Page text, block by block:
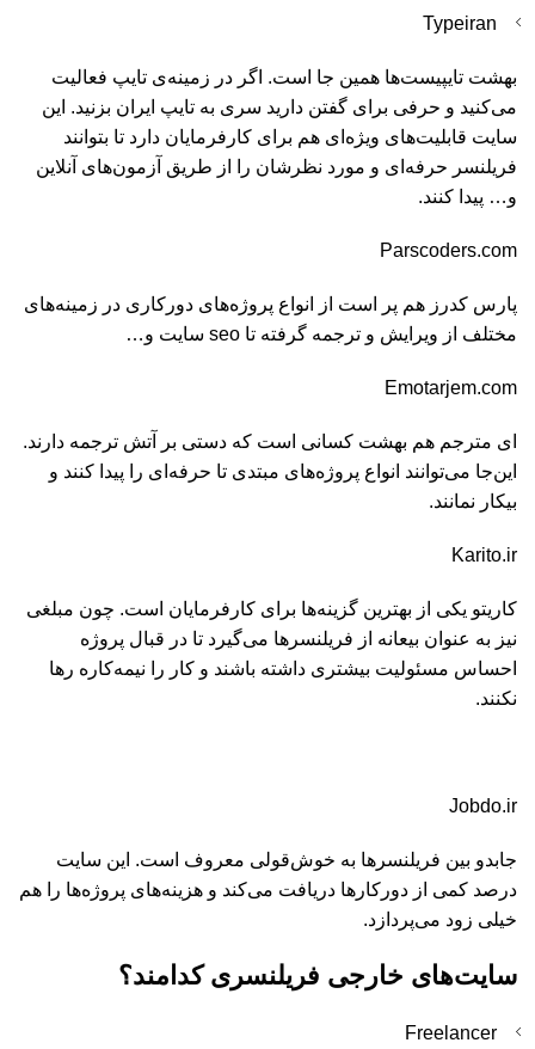
Typeiran
بهشت تایپیست‌ها همین جا است. اگر در زمینه‌ی تایپ فعالیت
می‌کنید و حرفی برای گفتن دارید سری به تایپ ایران بزنید. این
سایت قابلیت‌های ویژه‌ای هم برای کارفرمایان دارد تا بتوانند
فریلنسر حرفه‌ای و مورد نظرشان را از طریق آزمون‌های آنلاین
و… پیدا کنند.
Parscoders.com
پارس کدرز هم پر است از انواع پروژه‌های دورکاری در زمینه‌های
مختلف از ویرایش و ترجمه گرفته تا seo سایت و…
Emotarjem.com
ای مترجم هم بهشت کسانی است که دستی بر آتش ترجمه دارند.
این‌جا می‌توانند انواع پروژه‌های مبتدی تا حرفه‌ای را پیدا کنند و
بیکار نمانند.
Karito.ir
کاریتو یکی از بهترین گزینه‌ها برای کارفرمایان است. چون مبلغی
نیز به عنوان بیعانه از فریلنسرها می‌گیرد تا در قبال پروژه
احساس مسئولیت بیشتری داشته باشند و کار را نیمه‌کاره رها
نکنند.
Jobdo.ir
جابدو بین فریلنسرها به خوش‌قولی معروف است. این سایت
درصد کمی از دورکارها دریافت می‌کند و هزینه‌های پروژه‌ها را هم
خیلی زود می‌پردازد.
سایت‌های خارجی فریلنسری کدامند؟
Freelancer